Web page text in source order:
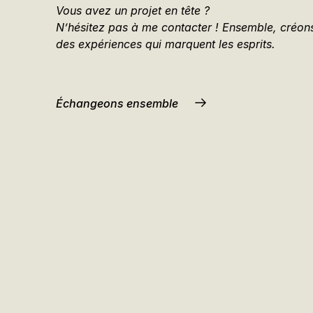
Vous avez un projet en tête ?
N’hésitez pas à me contacter ! Ensemble,
des expériences qui marquent les esprits.
Échangeons ensemble